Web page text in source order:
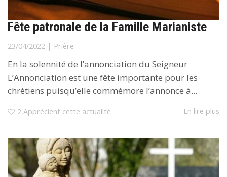
Fête patronale de la Famille Marianiste
23/04/2022 | Prière
En la solennité de l’annonciation du Seigneur
L’Annonciation est une fête importante pour les
chrétiens puisqu’elle commémore l’annonce à...
2 Apprécient cette actualité En lire plus